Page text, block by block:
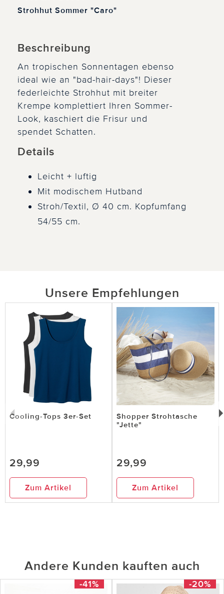
Strohhut Sommer "Caro"
Beschreibung
An tropischen Sonnentagen ebenso
ideal wie an "bad-hair-days"! Dieser
federleichte Strohhut mit breiter
Krempe komplettiert Ihren Sommer-
Look, kaschiert die Frisur und
spendet Schatten.
Details
Leicht + luftig
Mit modischem Hutband
Stroh/Textil, Ø 40 cm. Kopfumfang
54/55 cm.
Unsere Empfehlungen
Cooling-Tops 3er-Set
29,99
Zum Artikel
Shopper Strohtasche
"Jette"
29,99
Zum Artikel
Andere Kunden kauften auch
-41% -20%